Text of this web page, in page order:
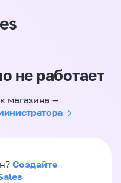
не работает
магазина —
Создайте